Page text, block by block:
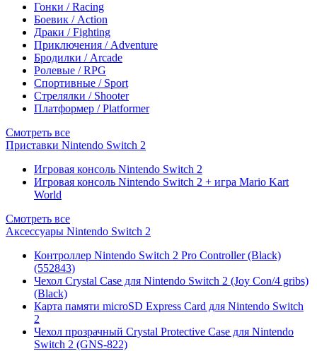
Гонки / Racing
Боевик / Action
Драки / Fighting
Приключения / Adventure
Бродилки / Arcade
Ролевые / RPG
Спортивные / Sport
Стрелялки / Shooter
Платформер / Platformer
Смотреть все
Приставки Nintendo Switch 2
Игровая консоль Nintendo Switch 2
Игровая консоль Nintendo Switch 2 + игра Mario Kart
World
Смотреть все
Аксессуары Nintendo Switch 2
Контроллер Nintendo Switch 2 Pro Controller (Black)
(552843)
Чехол Сrystal Сase для Nintendo Switch 2 (Joy Con/4 gribs)
(Black)
Карта памяти microSD Express Card для Nintendo Switch
2
Чехол прозрачный Crystal Protective Case для Nintendo
Switch 2 (GNS-822)